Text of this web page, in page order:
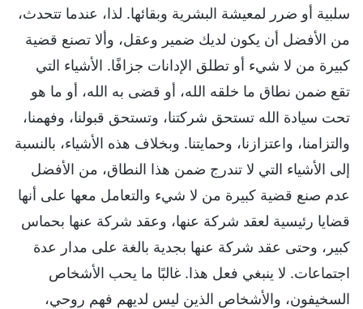
سلبية أو ضرر لمعيشة البشرية وبقائها. لذا، عندما تتحدث،
من الأفضل أن يكون لديك ضمير وعقل، وألا تصنع قضية
كبيرة من لا شيء أو تطلق الإدانات جزافًا. الأشياء التي
تقع ضمن نطاق ما خلقه الله، أو قضى به الله، أو ما هو
تحت سيادة الله تستحق شركتنا، وتستحق قبولنا، وفهمنا،
والتزامنا، واعتزازنا، وحمايتنا. وبخلاف هذه الأشياء، بالنسبة
إلى الأشياء التي لا تندرج ضمن هذا النطاق، من الأفضل
عدم صنع قضية كبيرة من لا شيء والتعامل معها على أنها
قضايا رئيسية لعقد شركة عنها، وعقد شركة عنها بحماس
كبير، وحتى عقد شركة عنها بجدية بالغة على مدار عدة
اجتماعات. لا ينبغي فعل هذا. غالبًا ما يحب الأشخاص
السخيفون، والأشخاص الذين ليس لديهم فهم روحي،